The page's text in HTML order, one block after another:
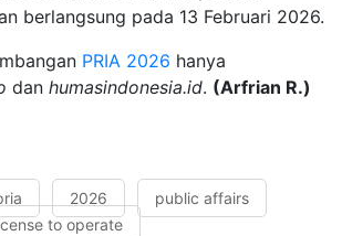
berlangsung pada 13 Februari 2026.
PRIA 2026 hanya
dan humasindonesia.id. (Arfrian R.)
2026
public affairs
to operate